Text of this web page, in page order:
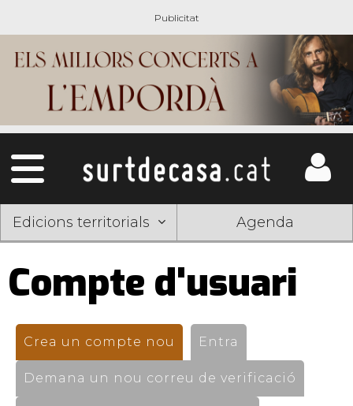
Edicions territorials Agenda
Compte d'usuari
Pestanyes
primàries
Crea un compte nou (pestanya activa)
Entra
Demana un nou correu de verificació